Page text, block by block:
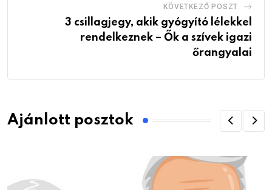
KÖVETKEZŐ POSZT
3 csillagjegy, akik gyógyító lélekkel
rendelkeznek – Ők a szívek igazi
őrangyalai
Ajánlott posztok